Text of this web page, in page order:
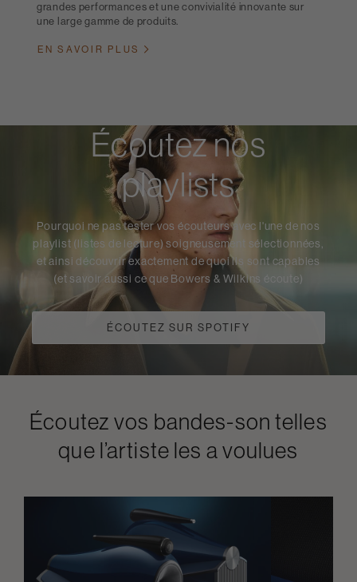
grandes performances et une convivialité innovante sur
une large gamme de produits.
EN SAVOIR PLUS
Écoutez nos
playlists
Pourquoi ne pas tester vos écouteurs avec l'une de nos
playlist (listes de lecture) soigneusement sélectionnées,
et ainsi découvrir exactement de quoi ils sont capables
(et savoir aussi ce que Bowers & Wilkins écoute)
ÉCOUTEZ SUR SPOTIFY
Écoutez vos bandes-son telles
que l’artiste les a voulues